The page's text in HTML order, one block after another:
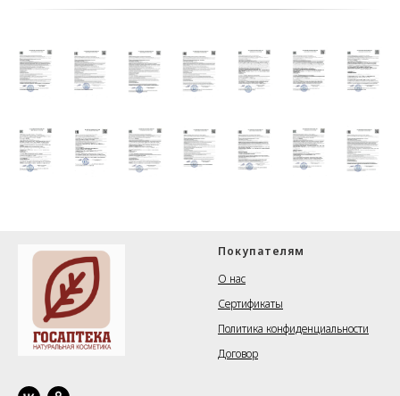
Покупателям
О нас
Сертификаты
Политика конфиденциальности
Договор